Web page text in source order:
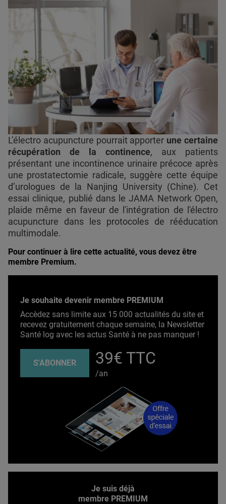
L’électro acupuncture pourrait apporter une certaine
récupération de la continence, aux patients
présentant une incontinence urinaire précoce après
une prostatectomie radicale, suggère cette équipe
d’urologues de la Nanjing University (Chine). Cet
essai clinique, publié dans le JAMA Network Open,
plaide même en faveur de l'intégration de l'électro
acupuncture dans les protocoles de rééducation
multimodale.
Pour continuer à lire cette actualité, vous devez être
membre Premium.
Je souhaite devenir membre PREMIUM
Accèdez sans limite aux 15 000 actualités du site et
recevez gratuitement chaque semaine, la Newsletter
Santé log avec les actus Santé à ne pas manquer !
S'ABONNER 39€ TTC
/an
Je suis déjà
membre PREMIUM